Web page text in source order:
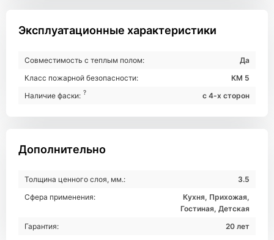
Эксплуатационные характеристики
Совместимость с теплым полом:
Да
Класс пожарной безопасности:
КМ 5
Наличие фаски: ? с 4-х сторон
Дополнительно
Толщина ценного слоя, мм.:
3.5
Сфера применения:
Кухня, Прихожая,
Гостиная, Детская
Гарантия:
20 лет